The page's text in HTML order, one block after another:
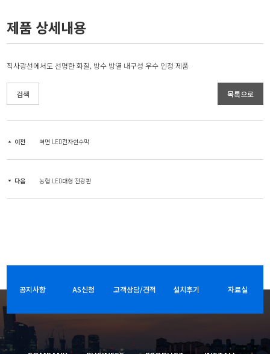
제품 상세내용
직사광선에서도 선명한 화질, 방수 방열 내구성 우수 인정 제품
검색 목록으로
이전 벽면 LED전자현수막
다음 농협 LED대형 전광판
공지사항 AS신청 고객상담/견적 설치후기 자료실